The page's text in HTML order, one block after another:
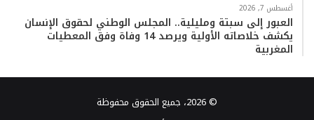
أغسطس 7, 2026
العبور إلى سبتة ومليلية.. المجلس الوطني لحقوق الإنسان
يكشف خلاصاته الأولية ويرصد 14 وفاة وفق المعطيات
المغربية
© 2026، جميع الحقوق محفوظة